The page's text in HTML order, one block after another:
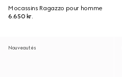
Mocassins Ragazzo pour homme
6.650 kr.
Nouveautés